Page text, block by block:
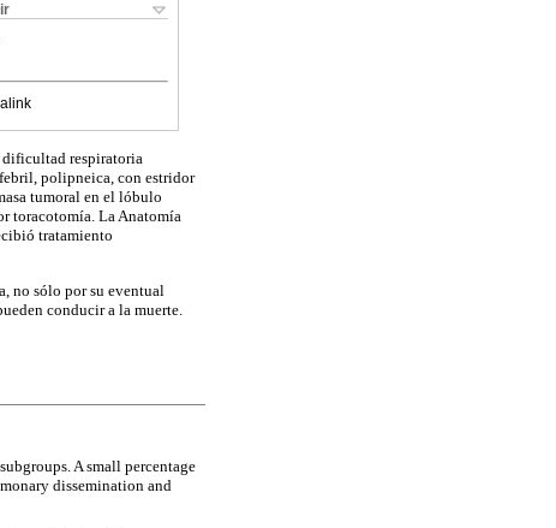
respiratoria
polipneica, con estridor
tumoral en el lóbulo
toracotomía. La Anatomía
tratamiento
no sólo por su eventual
conducir a la muerte.
A small percentage
dissemination and